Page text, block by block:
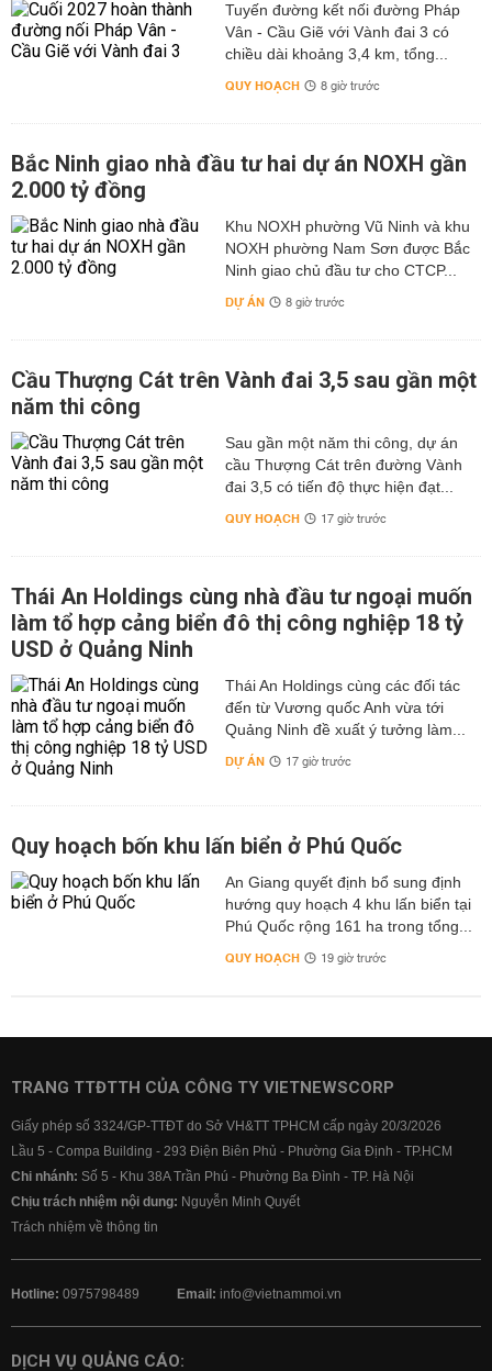
Tuyến đường kết nối đường Pháp
Vân - Cầu Giẽ với Vành đai 3 có
chiều dài khoảng 3,4 km, tổng...
QUY HOẠCH 8 giờ trước
Bắc Ninh giao nhà đầu tư hai dự án NOXH gần
2.000 tỷ đồng
Khu NOXH phường Vũ Ninh và khu
NOXH phường Nam Sơn được Bắc
Ninh giao chủ đầu tư cho CTCP...
DỰ ÁN 8 giờ trước
Cầu Thượng Cát trên Vành đai 3,5 sau gần một
năm thi công
Sau gần một năm thi công, dự án
cầu Thượng Cát trên đường Vành
đai 3,5 có tiến độ thực hiện đạt...
QUY HOẠCH 17 giờ trước
Thái An Holdings cùng nhà đầu tư ngoại muốn
làm tổ hợp cảng biển đô thị công nghiệp 18 tỷ
USD ở Quảng Ninh
Thái An Holdings cùng các đối tác
đến từ Vương quốc Anh vừa tới
Quảng Ninh đề xuất ý tưởng làm...
DỰ ÁN 17 giờ trước
Quy hoạch bốn khu lấn biển ở Phú Quốc
An Giang quyết định bổ sung định
hướng quy hoạch 4 khu lấn biển tại
Phú Quốc rộng 161 ha trong tổng...
QUY HOẠCH 19 giờ trước
TRANG TTĐTTH CỦA CÔNG TY VIETNEWSCORP
Giấy phép số 3324/GP-TTĐT do Sở VH&TT TPHCM cấp ngày 20/3/2026
Lầu 5 - Compa Building - 293 Điện Biên Phủ - Phường Gia Định - TP.HCM
Chi nhánh: Số 5 - Khu 38A Trần Phú - Phường Ba Đình - TP. Hà Nội
Chịu trách nhiệm nội dung: Nguyễn Minh Quyết
Trách nhiệm về thông tin
Hotline: 0975798489 Email: info@vietnammoi.vn
DỊCH VỤ QUẢNG CÁO: